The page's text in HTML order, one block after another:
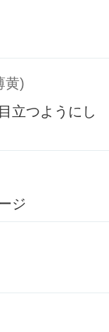
黄)
立つようにし
ジ